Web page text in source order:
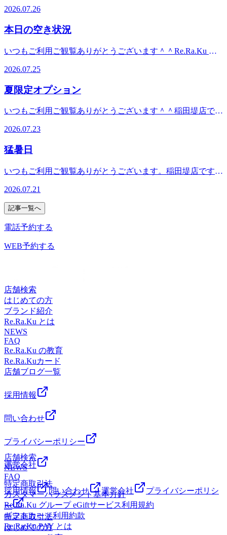
車場→近隣パーキングをご利用ください。南武線、京王線を
ご利用の方はぜひ当店へお越しください。
非、お試しください♪【営業時間】平日：12:00～21:00(最終
所】神奈川県川崎市多摩区菅 ２-１‐４ セントラルハイツ１
途中にあります。JR南武線「稲田堤」駅より徒歩1分。京王
の正面、ケバブ屋と眼鏡屋の間にあります。駐輪場有り、駐
車場→近隣パーキングをご利用ください。南武線、京王線を
ご利用の方はぜひ当店へお越しください。
☆＝★＝☆＝★＝☆＝★＝☆＝★＝☆＝★＝☆＝☆＝★「マ
新しい健康サービスを考えるRe.Ra.Ku(リラク) 稲田堤店この
機会に是非、お試しください♪【営業時間】平日：12:00～
21:00(最終受付20：20） 休日：11:00～21：00 （最終受付
ラルハイツ１階【TEL】044(299)7198【アクセス】JR⇔京王
徒歩1分。京王相模原線「京王稲田堤」駅南口より徒歩6分。
輪場有り、駐車場→近隣パーキングをご利用ください。南武
ますね…！少しでもお疲れを感じていたら、ぜひリラクで一
緒にお身体のケアをしていきましょう！☆本日の空き状況☆
１２：００～１４：５０～１７：３０～ご案内可能です！み
す！ ☆★☆★☆★☆★☆★☆★☆★☆★☆★☆★☆★本日
の出勤スタッフ♪7/26(日) ★オカヤ★フタミご案内可能です
話・Webでの確認・ご予約をオススメします。 ＝★＝☆＝
★＝☆＝★＝☆＝★＝☆＝★＝☆＝★＝☆＝☆＝★「マッサ
ージ」ファンに人気の！ボディケア＆肩甲骨ストレッチ新し
に是非、お試しください♪【営業時間】平日：12:00～
所】神奈川県川崎市多摩区菅 ２-１‐４ セントラルハイツ１
途中にあります。JR南武線「稲田堤」駅より徒歩1分。京王
の正面、ケバブ屋と眼鏡屋の間にあります。駐輪場有り、駐
車場→近隣パーキングをご利用ください。南武線、京王線を
ご利用の方はぜひ当店へお越しください。
2026.07.26
本日の空き状況
いつもご利用ご観覧ありがとうございます＾＾Re.Ra.Ku 稲
て少し外に出るだけでいつもより体力を使う気がします
ね…！少しでもお疲れを感じたら、無理は禁物！ぜひリラク
で一緒にお身体のケアをしていきましょう！☆本日の空き状
す！みなさまのご来店をお待ちしておりま
す！ ☆★☆★☆★☆★☆★☆★☆★☆★☆★☆★☆★本日
＾＾ ※随時枠は埋まっていきますので、ご来店前にお電
話・Webでの確認・ご予約をオススメします。 ＝★＝☆＝
★＝☆＝★＝☆＝★＝☆＝★＝☆＝★＝☆＝☆＝★「マッサ
い健康サービスを考えるRe.Ra.Ku(リラク) 稲田堤店この機会
21:00(最終受付20:20)休日：11:00～21:00(最終受付20:20)【住
階【TEL】044(299)7198【アクセス】JR⇔京王線の乗り換え
途中にあります。JR南武線「稲田堤」駅より徒歩1分。京王
相模原線「京王稲田堤」駅南口より徒歩6分。宝くじ売り場
ご利用の方はぜひ当店へお越しください。
2026.07.25
夏限定オプション
いつもご利用ご観覧ありがとうございます＾＾稲田堤店で
ンが頻発している気がします。皆様、熱中症などくれぐれも
ご用意しています＾＾この機会にお試しください！
スタッフ♪7/23(木) ★オカヤ★フタミご案内可能です＾＾
※随時枠は埋まっていきますので、ご来店前にお電話・Web
での確認・ご予約をオススメします。 ＝★＝☆＝★＝☆
＝★＝☆＝★＝☆＝★＝☆＝★＝☆＝☆＝★「マッサージ」
ファンに人気の！ボディケア＆肩甲骨ストレッチ新しい健康
サービスを考えるRe.Ra.Ku(リラク) 稲田堤店この機会に是
受付20：20） 休日：11:00～21：00 （最終受付20：20)【住
相模原線「京王稲田堤」駅南口より徒歩6分。宝くじ売り場
の正面、ケバブ屋と眼鏡屋の間にあります。駐輪場有り、駐
車場→近隣パーキングをご利用ください。南武線、京王線を
ご利用の方はぜひ当店へお越しください。
2026.07.23
猛暑日
いつもご利用ご観覧ありがとうございます。稲田堤店です。
身体も更に疲れやすくなります。是非、お疲れを溜め込む前
のケアをおススメします＾
＾ ☆★☆★☆★☆★☆★☆★☆★☆★☆★☆★☆★本日の
出勤スタッフ♪7/21(火) ★オカヤ★フタミご案内可能です＾
Webでの確認・ご予約をオススメします。 ＝★＝☆＝★
是非、お試しください♪【営業時間】平日：12:00～21:00(最
終受付20：20） 休日：11:00～21：00 （最終受付20：20)
【住所】神奈川県川崎市多摩区菅 ２-１‐４ セントラルハイ
ツ１階【TEL】044(299)7198【アクセス】JR⇔京王線の乗り
換え途中にあります。JR南武線「稲田堤」駅より徒歩1分。
京王相模原線「京王稲田堤」駅南口より徒歩6分。宝くじ売
り場の正面、ケバブ屋と眼鏡屋の間にあります。駐輪場有
り、駐車場→近隣パーキングをご利用ください。南武線、京
王線をご利用の方はぜひ当店へお越しください。
2026.07.21
記事一覧へ
電話予約する
WEB予約する
店舗検索
はじめての方
ブランド紹介
Re.Ra.Ku とは
NEWS
FAQ
Re.Ra.Ku の教育
Re.Ra.Kuカード
店舗ブログ一覧
採用情報
問い合わせ
プライバシーポリシー
運営会社
特定商取引法
カスタマーハラスメント基本方針
Re.Ra.Ku グループ eGiftサービス利用規約
ギフトカード利用約款
Re.Ra.Ku PAY とは
店舗検索
NEWS
FAQ
採用情報
問い合わせ 運営会社
プライバシーポリシ
ー
特定商取引法
はじめての方